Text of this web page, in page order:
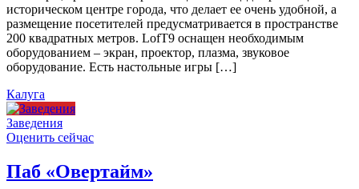
историческом центре города, что делает ее очень удобной, а
размещение посетителей предусматривается в пространстве
200 квадратных метров. LofT9 оснащен необходимым
оборудованием – экран, проектор, плазма, звуковое
оборудование. Есть настольные игры […]
Калуга
Заведения
Оценить сейчас
Паб «Овертайм»